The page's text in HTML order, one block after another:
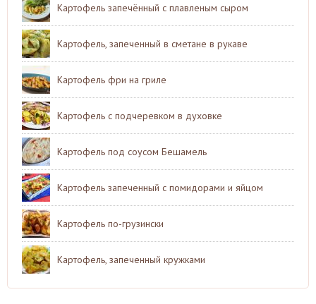
Картофель запечённый с плавленым сыром
Картофель, запеченный в сметане в рукаве
Картофель фри на гриле
Картофель с подчеревком в духовке
Картофель под соусом Бешамель
Картофель запеченный с помидорами и яйцом
Картофель по-грузински
Картофель, запеченный кружками